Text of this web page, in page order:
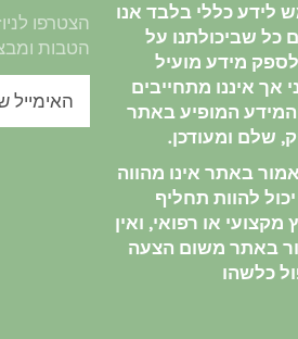
לידע כללי בלבד אנו
כל שביכולתנו על
מידע מועיל
אך איננו מתחייבים
המופיע באתר
שלם ומעודכן.
באתר אינו מהווה
יכול להוות תחליף
מקצועי או רפואי, ואין
באתר משום הצעה
כלשהו
הצטרפו
הטבות